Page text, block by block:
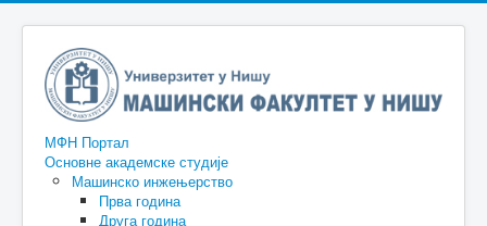
МФН Портал
Основне академске студије
Машинско инжењерство
Прва година
Друга година